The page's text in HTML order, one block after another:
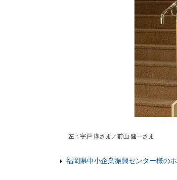
左：宇戸 淳さま／前山 健一さま
福岡県中小企業振興センター様の